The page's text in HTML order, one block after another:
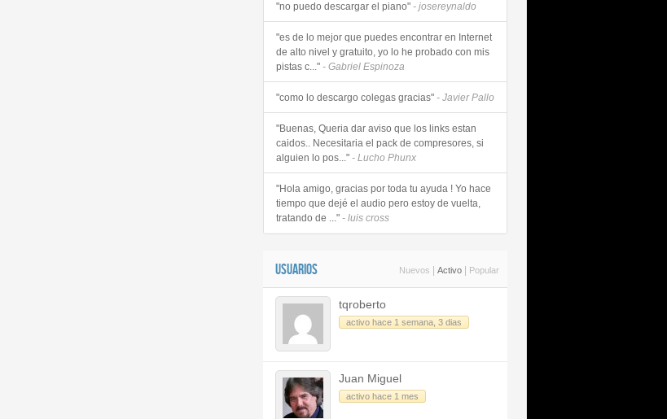
"no puedo descargar el piano" - josereynaldo
"es de lo mejor que puedes encontrar en Internet
de alto nivel y gratuito, yo lo he probado con mis
pistas c..." - Gabriel Espinoza
"como lo descargo colegas gracias" - Javier Pallo
"Buenas, Queria dar aviso que los links estan
caidos.. Necesitaria el pack de compresores, si
alguien lo pos..." - Lucho Phunx
"Hola amigo, gracias por toda tu ayuda ! Yo hace
tiempo que dejé el audio pero estoy de vuelta,
tratando de ..." - luis cross
USUARIOS Nuevos Activo Popular
tqroberto
activo hace 1 semana, 3 dias
Juan Miguel
activo hace 1 mes